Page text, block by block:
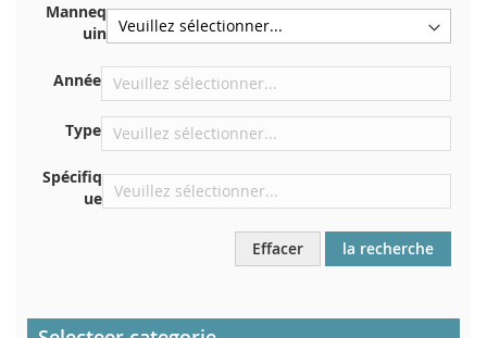
Centrer contre la cloison sous le capot
Directement dans le compartiment moteur
Près du pare-brise, sur le tableau de bord
Dans le montant de porte arrière droit
Manneq
uin
Année
Type
Spécifiq
ue
Effacer la recherche